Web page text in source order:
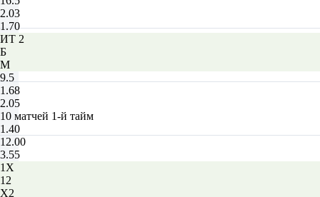
2.03
1.70
ИТ 2
Б
М
9.5
1.68
2.05
10 матчей 1-й тайм
1.40
12.00
3.55
1X
12
X2